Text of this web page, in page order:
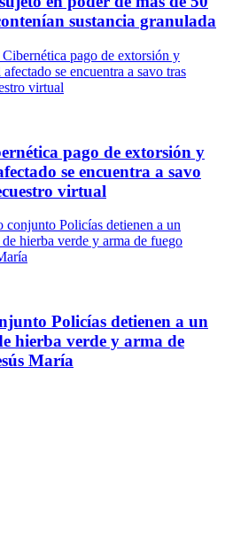
sustancia granulada
pago de extorsión y
se encuentra a savo
virtual
Policías detienen a un
hierba verde y arma de
María